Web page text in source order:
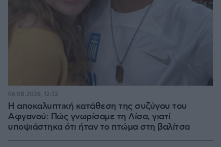
Η αποκαλυπτική κατάθεση της συζύγου του
Αφγανού: Πώς γνωρίσαμε τη Λίσα, γιατί
υποψιάστηκα ότι ήταν το πτώμα στη βαλίτσα
06.08.2026, 12:32